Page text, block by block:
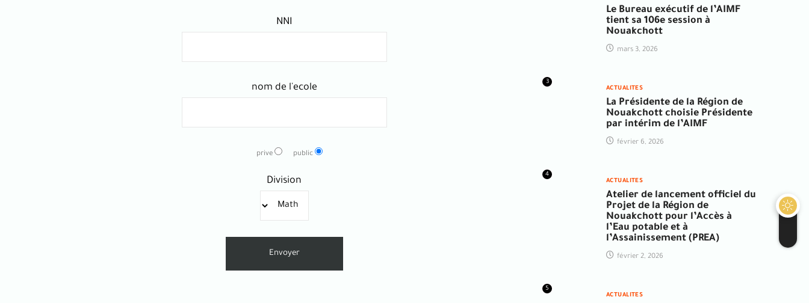
NNI
nom de l'ecole
public
prive
Division
Le Bureau exécutif de l’AIMF
tient sa 106e session à
Nouakchott
mars 3, 2026
3
ACTUALITES
La Présidente de la Région de
Nouakchott choisie Présidente
par intérim de l’AIMF
février 6, 2026
4
ACTUALITES
Atelier de lancement officiel du
Projet de la Région de
Nouakchott pour l’Accès à
l’Eau potable et à
l’Assainissement (PREA)
février 2, 2026
5
ACTUALITES